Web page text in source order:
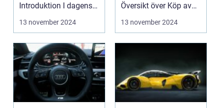
Introduktion I dagens
teknikdrivna värld st...
13 november 2024
Översikt över Köp av
tesla Att ...
13 november 2024